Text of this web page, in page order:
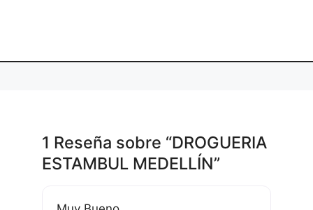
1 Reseña sobre “DROGUERIA
ESTAMBUL MEDELLÍN”